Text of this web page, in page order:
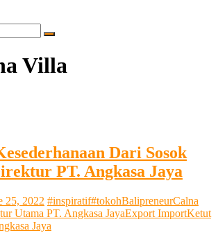
Villa
Dari Sosok
PT. Angkasa Jaya
25, 2022 #inspiratif#tokohBalipreneurCalna
Utama PT. Angkasa JayaExport ImportKetut
Jaya